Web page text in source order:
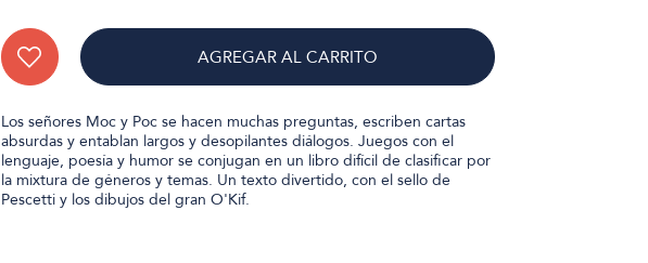
AGREGAR AL CARRITO
Los señores Moc y Poc se hacen muchas preguntas, escriben cartas
absurdas y entablan largos y desopilantes diálogos. Juegos con el
lenguaje, poesía y humor se conjugan en un libro difícil de clasificar por
la mixtura de géneros y temas. Un texto divertido, con el sello de
Pescetti y los dibujos del gran O'Kif.